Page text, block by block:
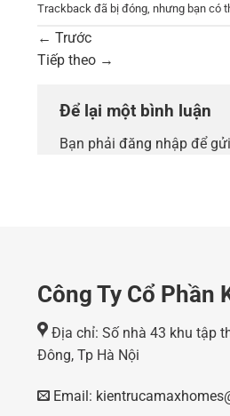
Trackback đã bị đóng, nhưng bạn có
← Trước
Tiếp theo →
Để lại một bình luận
Bạn phải đăng nhập để
Công Ty Cổ Phần
Địa chỉ: Số nhà 43 khu tập
Đông, Tp Hà Nội
Email: